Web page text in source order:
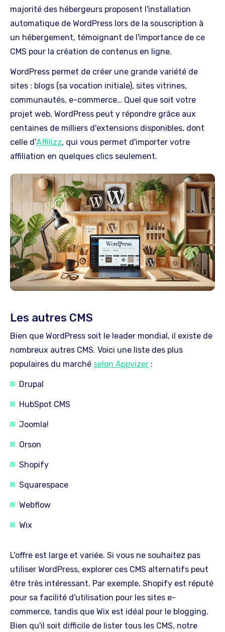
majorité des hébergeurs proposent l'installation
automatique de WordPress lors de la souscription à
un hébergement, témoignant de l'importance de ce
CMS pour la création de contenus en ligne.
WordPress permet de créer une grande variété de
sites : blogs (sa vocation initiale), sites vitrines,
communautés, e-commerce… Quel que soit votre
projet web, WordPress peut y répondre grâce aux
centaines de milliers d'extensions disponibles, dont
celle d’Affilizz, qui vous permet d'importer votre
affiliation en quelques clics seulement.
Les autres CMS
Bien que WordPress soit le leader mondial, il existe de
nombreux autres CMS. Voici une liste des plus
populaires du marché selon Appvizer :
Drupal
HubSpot CMS
Joomla!
Orson
Shopify
Squarespace
Webflow
Wix
L'offre est large et variée. Si vous ne souhaitez pas
utiliser WordPress, explorer ces CMS alternatifs peut
être très intéressant. Par exemple, Shopify est réputé
pour sa facilité d'utilisation pour les sites e-
commerce, tandis que Wix est idéal pour le blogging.
Bien qu'il soit difficile de lister tous les CMS, notre